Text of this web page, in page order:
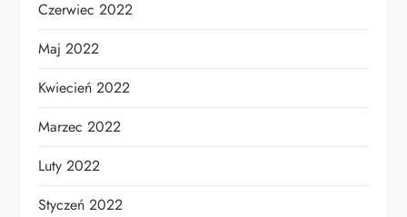
Czerwiec 2022
Maj 2022
Kwiecień 2022
Marzec 2022
Luty 2022
Styczeń 2022